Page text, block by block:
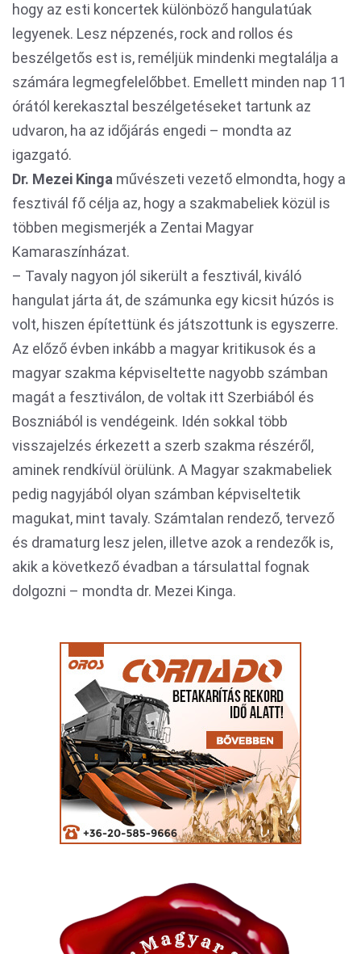
hogy az esti koncertek különböző hangulatúak
legyenek. Lesz népzenés, rock and rollos és
beszélgetős est is, reméljük mindenki megtalálja a
számára legmegfelelőbbet. Emellett minden nap 11
órától kerekasztal beszélgetéseket tartunk az
udvaron, ha az időjárás engedi – mondta az
igazgató.
Dr. Mezei Kinga művészeti vezető elmondta, hogy a
fesztivál fő célja az, hogy a szakmabeliek közül is
többen megismerjék a Zentai Magyar
Kamaraszínházat.
– Tavaly nagyon jól sikerült a fesztivál, kiváló
hangulat járta át, de számunka egy kicsit húzós is
volt, hiszen építettünk és játszottunk is egyszerre.
Az előző évben inkább a magyar kritikusok és a
magyar szakma képviseltette nagyobb számban
magát a fesztiválon, de voltak itt Szerbiából és
Boszniából is vendégeink. Idén sokkal több
visszajelzés érkezett a szerb szakma részéről,
aminek rendkívül örülünk. A Magyar szakmabeliek
pedig nagyjából olyan számban képviseltetik
magukat, mint tavaly. Számtalan rendező, tervező
és dramaturg lesz jelen, illetve azok a rendezők is,
akik a következő évadban a társulattal fognak
dolgozni – mondta dr. Mezei Kinga.